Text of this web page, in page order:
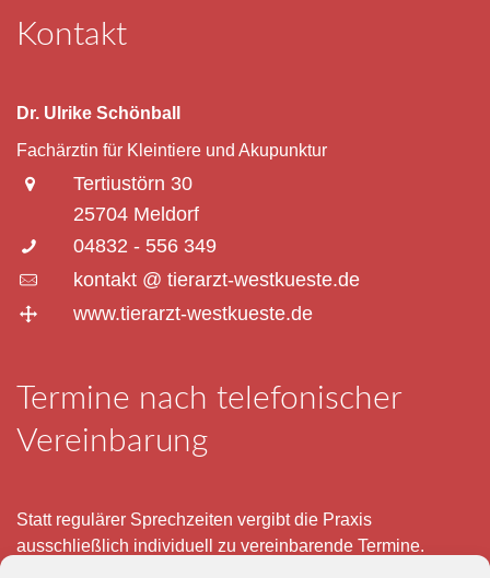
Kontakt
Dr. Ulrike Schönball
Fachärztin für Kleintiere und Akupunktur
Tertiustörn 30
25704 Meldorf
04832 - 556 349
kontakt @ tierarzt-westkueste.de
www.tierarzt-westkueste.de
Termine nach telefonischer
Vereinbarung
Statt regulärer Sprechzeiten vergibt die Praxis
ausschließlich individuell zu vereinbarende Termine.